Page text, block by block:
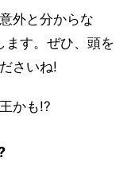
外と分からな
ます。ぜひ、頭を
さいね!
かも!?